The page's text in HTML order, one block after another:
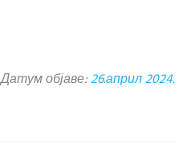
Датум објаве:26.април 2024.